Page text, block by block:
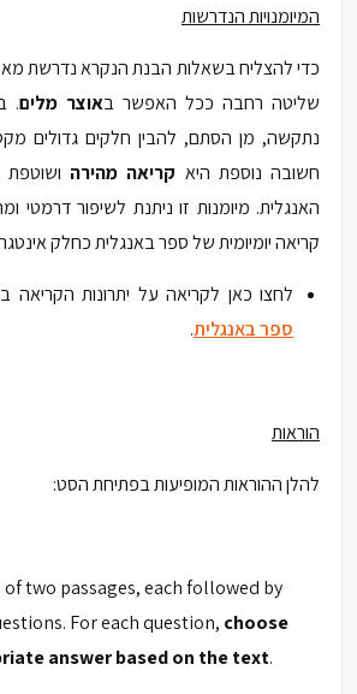
המיומנויות הנדרשות
כדי להצליח בשאלות הבנת הנקרא נדרשת
שליטה רחבה ככל האפשר באוצר מלים.
נתקשה, מן הסתם, להבין חלקים גדולים
חשובה נוספת היא קריאה מהירה
האנגלית. מיומנות זו ניתנת לשיפור דרמטי
קריאה יומיומית של ספר באנגלית כחלק
לחצו כאן לקריאה על יתרונות הקריאה
ספר באנגלית.
הוראות
להלן ההוראות המופיעות בפתיחת הסט:
two passages, each followed by
For each question, choose
answer based on the text.